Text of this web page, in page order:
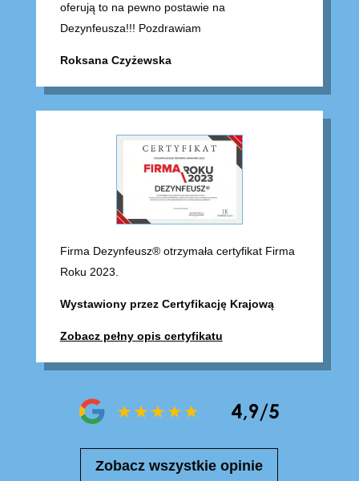
oferują to na pewno postawie na
Dezynfeusza!!! Pozdrawiam
Roksana Czyżewska
Firma Dezynfeusz® otrzymała certyfikat Firma
Roku 2023.
Wystawiony przez Certyfikację Krajową
Zobacz pełny opis certyfikatu
Zobacz wszystkie opinie